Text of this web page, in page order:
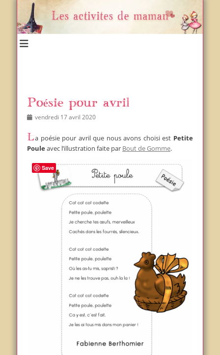
Poésie pour avril
Posted
vendredi 17 avril 2020
La poésie pour avril que nous avons choisi est Petite
Poule avec l’illustration faite par Bout de Gomme.
Save